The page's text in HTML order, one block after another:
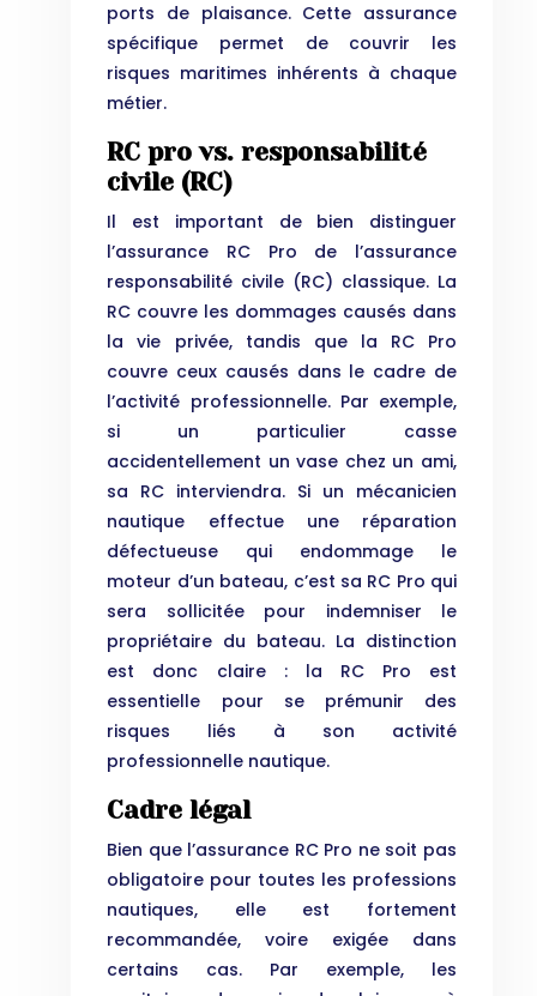
ports de plaisance. Cette assurance
spécifique permet de couvrir les
risques maritimes inhérents à chaque
métier.
RC pro vs. responsabilité
civile (RC)
Il est important de bien distinguer
l’assurance RC Pro de l’assurance
responsabilité civile (RC) classique. La
RC couvre les dommages causés dans
la vie privée, tandis que la RC Pro
couvre ceux causés dans le cadre de
l’activité professionnelle. Par exemple,
si un particulier casse
accidentellement un vase chez un ami,
sa RC interviendra. Si un mécanicien
nautique effectue une réparation
défectueuse qui endommage le
moteur d’un bateau, c’est sa RC Pro qui
sera sollicitée pour indemniser le
propriétaire du bateau. La distinction
est donc claire : la RC Pro est
essentielle pour se prémunir des
risques liés à son activité
professionnelle nautique.
Cadre légal
Bien que l’assurance RC Pro ne soit pas
obligatoire pour toutes les professions
nautiques, elle est fortement
recommandée, voire exigée dans
certains cas. Par exemple, les